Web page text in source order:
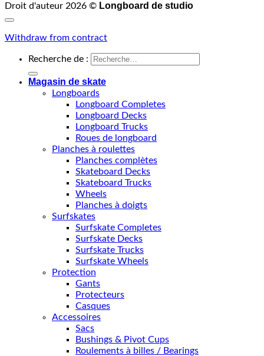
Droit d'auteur 2026 © Longboard de studio
Withdraw from contract
Recherche de :
Magasin de skate
Longboards
Longboard Completes
Longboard Decks
Longboard Trucks
Roues de longboard
Planches à roulettes
Planches complètes
Skateboard Decks
Skateboard Trucks
Wheels
Planches à doigts
Surfskates
Surfskate Completes
Surfskate Decks
Surfskate Trucks
Surfskate Wheels
Protection
Gants
Protecteurs
Casques
Accessoires
Sacs
Bushings & Pivot Cups
Roulements à billes / Bearings